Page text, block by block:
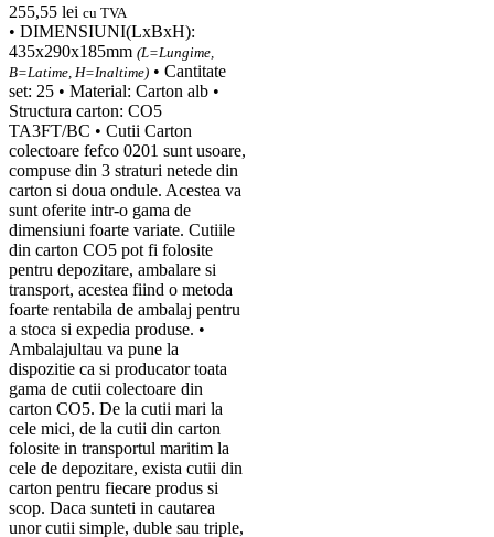
255,55 lei cu TVA
• DIMENSIUNI(LxBxH):
435x290x185mm (L=Lungime,
B=Latime, H=Inaltime) • Cantitate
set: 25 • Material: Carton alb •
Structura carton: CO5
TA3FT/BC • Cutii Carton
colectoare fefco 0201 sunt usoare,
compuse din 3 straturi netede din
carton si doua ondule. Acestea va
sunt oferite intr-o gama de
dimensiuni foarte variate. Cutiile
din carton CO5 pot fi folosite
pentru depozitare, ambalare si
transport, acestea fiind o metoda
foarte rentabila de ambalaj pentru
a stoca si expedia produse. •
Ambalajultau va pune la
dispozitie ca si producator toata
gama de cutii colectoare din
carton CO5. De la cutii mari la
cele mici, de la cutii din carton
folosite in transportul maritim la
cele de depozitare, exista cutii din
carton pentru fiecare produs si
scop. Daca sunteti in cautarea
unor cutii simple, duble sau triple,